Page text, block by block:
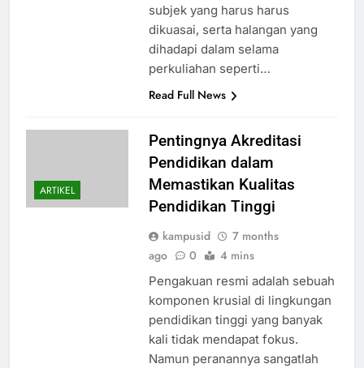
subjek yang harus harus
dikuasai, serta halangan yang
dihadapi dalam selama
perkuliahan seperti…
Read Full News
ARTIKEL
Pentingnya Akreditasi
Pendidikan dalam
Memastikan Kualitas
Pendidikan Tinggi
kampusid
7 months
ago
0 4 mins
Pengakuan resmi adalah sebuah
komponen krusial di lingkungan
pendidikan tinggi yang banyak
kali tidak mendapat fokus.
Namun peranannya sangatlah